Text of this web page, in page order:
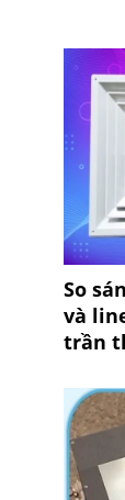
So
và
trần